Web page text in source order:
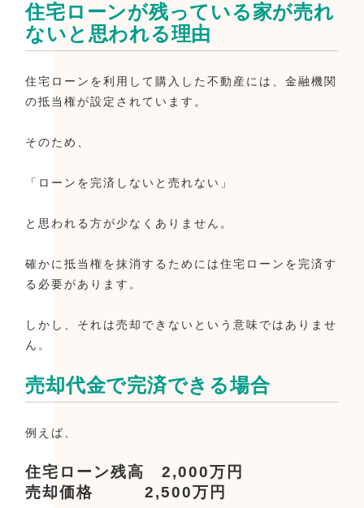
住宅ローンが残っている家が売れ
ないと思われる理由
住宅ローンを利用して購入した不動産には、金融機関
の抵当権が設定されています。
そのため、
「ローンを完済しないと売れない」
と思われる方が少なくありません。
確かに抵当権を抹消するためには住宅ローンを完済す
る必要があります。
しかし、それは売却できないという意味ではありませ
ん。
売却代金で完済できる場合
例えば、
住宅ローン残高 2,000万円
売却価格 2,500万円